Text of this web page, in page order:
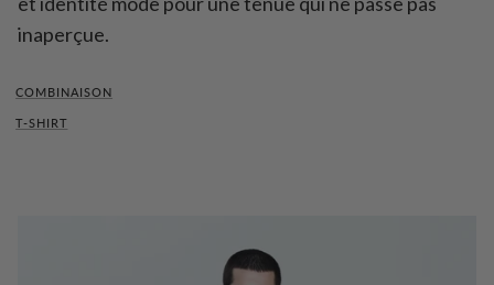
inaperçue.
COMBINAISON
T-SHIRT